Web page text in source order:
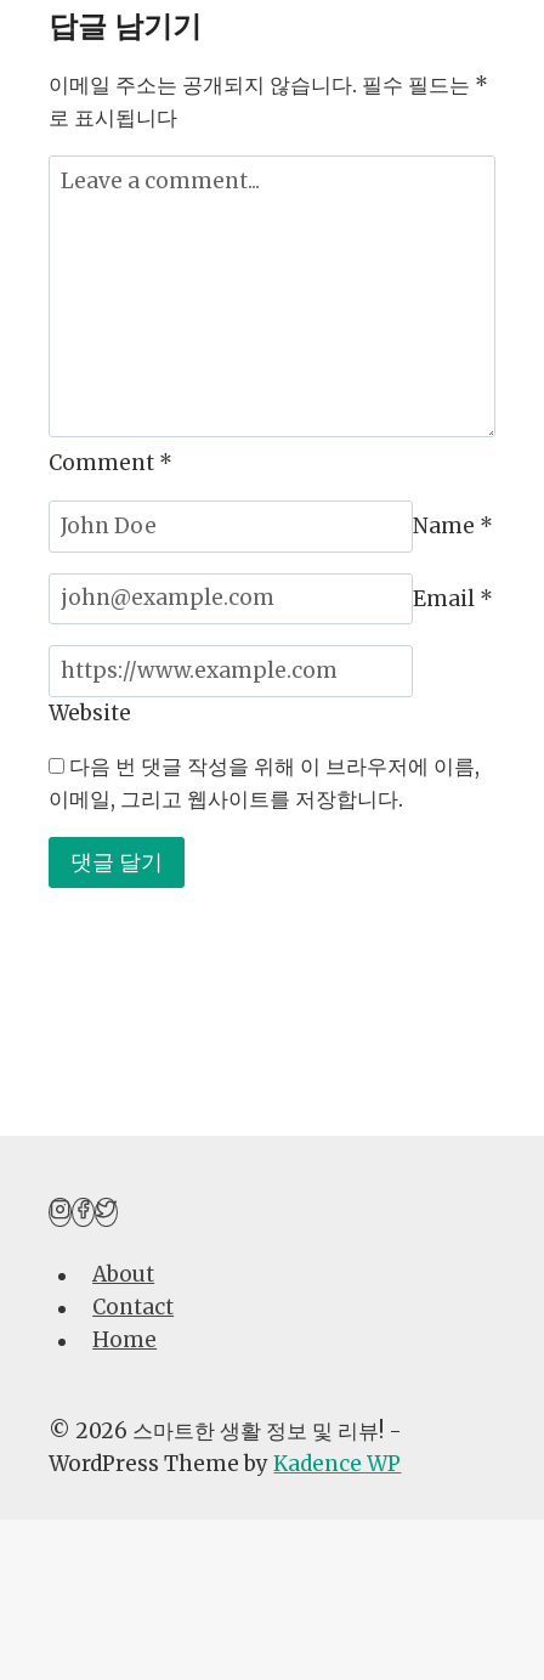
알
고
에
출
법
답글 남기기
이메일 주소는 공개되지 않습니다. 필수 필드는 *
로 표시됩니다
Comment *
Name *
Email *
Website
다음 번 댓글 작성을 위해 이 브라우저에 이름,
이메일, 그리고 웹사이트를 저장합니다.
About
Contact
Home
© 2026 스마트한 생활 정보 및 리뷰! -
WordPress Theme byKadence WP